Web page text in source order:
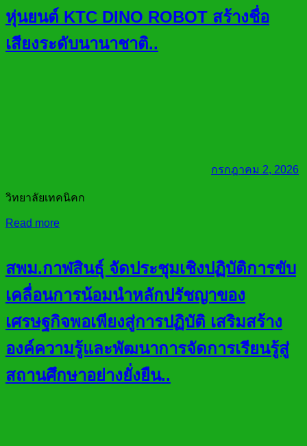
หุ่นยนต์ KTC DINO ROBOT สร้างชื่อ
เสียงระดับนานาชาติ..
กรกฎาคม 2, 2026
วิทยาลัยเทคนิคก
Read more
สพม.กาฬสินธุ์ จัดประชุมเชิงปฏิบัติการขับ
เคลื่อนการน้อมนำหลักปรัชญาของ
เศรษฐกิจพอเพียงสู่การปฏิบัติ เสริมสร้าง
องค์ความรู้และพัฒนาการจัดการเรียนรู้สู่
สถานศึกษาอย่างยั่งยืน..